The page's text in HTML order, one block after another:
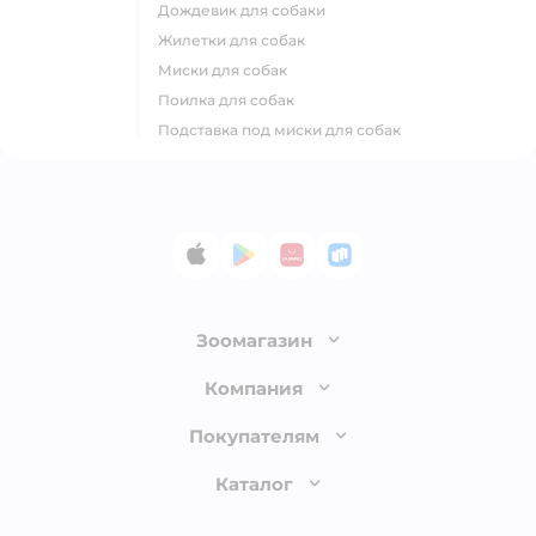
дождевик для собаки
жилетки для собак
миски для собак
поилка для собак
подставка под миски для собак
App StoreGoogle Play
AppGallery
RuStore
Зоомагазин
Лицензия
Доставка и оплата
Обмен и возврат товара
Компания
О компании
Покупателям
Бонусные карты
Каталог